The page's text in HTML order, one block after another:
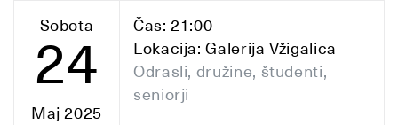
Sobota
24
Maj 2025
Čas: 21:00
Lokacija: Galerija Vžigalica
Odrasli, družine, študenti,
seniorji